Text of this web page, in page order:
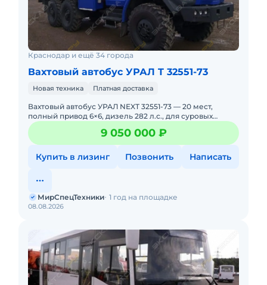
Краснодар и ещё 34 города
Вахтовый автобус УРАЛ T 32551-73
Новая техника Платная доставка
Вахтовый автобус УРАЛ NEXT 32551-73 — 20 мест,
полный привод 6×6, дизель 282 л.с., для суровых
условий! ПОД ЗАКАЗ. НОВЫЙ. Можно в ЛИЗИНГ. Цена
С НД
9 050 000 ₽
Купить в лизинг Позвонить Написать
08.08.2026
МирСпецТехники 1 год на площадке